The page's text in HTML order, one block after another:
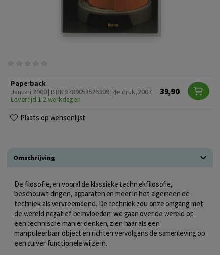
Paperback
Januari 2000 | ISBN 9789053526309 | 4e druk, 2007
Levertijd 1-2 werkdagen
39,90
Plaats op wensenlijst
Omschrijving
De filosofie, en vooral de klassieke techniekfilosofie,
beschouwt dingen, apparaten en meer in het algemeen de
techniek als vervreemdend. De techniek zou onze omgang met
de wereld negatief beïnvloeden: we gaan over de wereld op
een technische manier denken, zien haar als een
manipuleerbaar object en richten vervolgens de samenleving op
een zuiver functionele wijze in.